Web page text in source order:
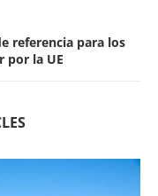
referencia para los
por la UE